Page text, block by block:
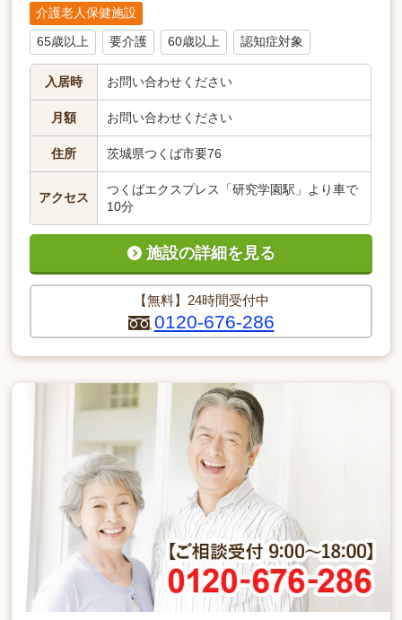
介護老人保健施設
65歳以上 要介護 60歳以上 認知症対象
入居時 お問い合わせください
月額 お問い合わせください
住所 茨城県つくば市要76
アクセス
つくばエクスプレス「研究学園駅」より車で
10分
【無料】24時間受付中
0120-676-286
施設の詳細を見る